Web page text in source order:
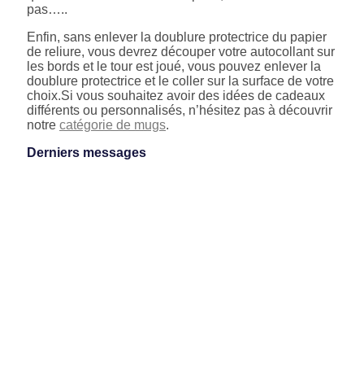
pas…..
Enfin, sans enlever la doublure protectrice du papier
de reliure, vous devrez découper votre autocollant sur
les bords et le tour est joué, vous pouvez enlever la
doublure protectrice et le coller sur la surface de votre
choix.Si vous souhaitez avoir des idées de cadeaux
différents ou personnalisés, n’hésitez pas à découvrir
notre catégorie de mugs.
Derniers messages